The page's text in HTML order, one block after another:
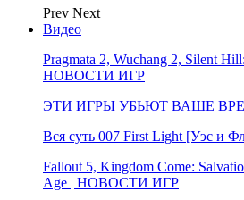
Prev Next
Видео
Pragmata 2, Wuchang 2, Silent
НОВОСТИ ИГР
ЭТИ ИГРЫ УБЬЮТ ВАШЕ
Вся суть 007 First Light [Уэс и
Fallout 5, Kingdom Come:
Age | НОВОСТИ ИГР